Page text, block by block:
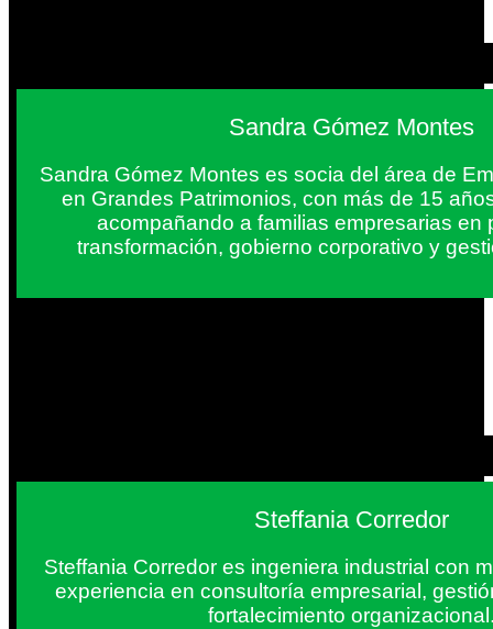
Sandra Gómez Montes
Sandra Gómez Montes es socia del área de
en Grandes Patrimonios, con más de 15
acompañando a familias empresarias en
transformación, gobierno corporativo y
Steffania Corredor
Steffania Corredor es ingeniera industrial con
experiencia en consultoría empresarial,
fortalecimiento